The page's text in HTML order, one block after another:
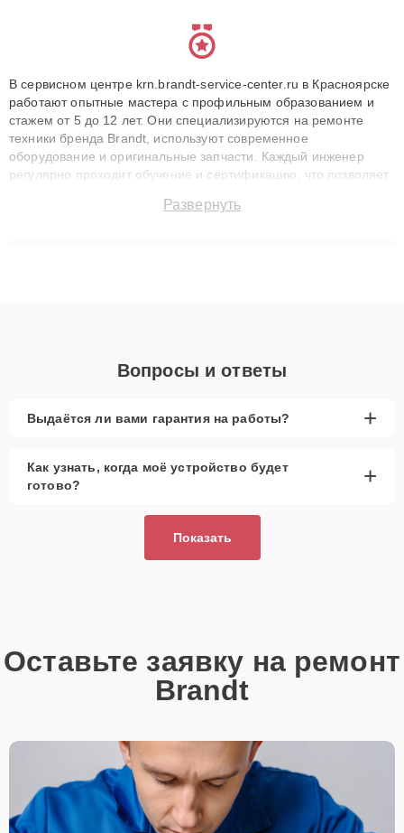
В сервисном центре krn.brandt-service-center.ru в Красноярске
работают опытные мастера с профильным образованием и
стажем от 5 до 12 лет. Они специализируются на ремонте
техники бренда Brandt, используют современное
оборудование и оригинальные запчасти. Каждый инженер
регулярно проходит обучение и сертификацию, что позволяет
технику с сохранением гарантии до 3 лет. Наши мастера
Развернуть
Вопросы и ответы
Выдаётся ли вами гарантия на работы? +
Как узнать, когда моё устройство будет
готово?
+
Показать
Оставьте заявку на ремонт
Brandt